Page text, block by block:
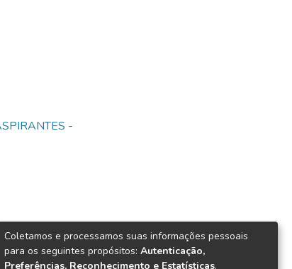
-
Coletamos e processamos suas informações pessoais
para os seguintes propósitos: Autenticação,
Preferências, Reconhecimento e Estatísticas.